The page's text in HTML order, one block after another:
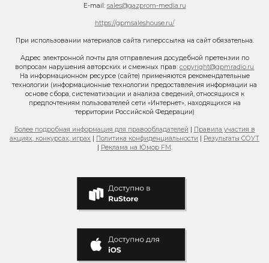
E-mail: sales@gazprom-media.ru
https://gpmsaleshouse.ru/
При использовании материалов сайта гиперссылка на сайт обязательна.
Адрес электронной почты для отправления досудебной претензии по
вопросам нарушения авторских и смежных прав: copyright@gpmradio.ru
На информационном ресурсе (сайте) применяются рекомендательные
технологии (информационные технологии предоставления информации на
основе сбора, систематизации и анализа сведений, относящихся к
предпочтениям пользователей сети «Интернет», находящихся на
территории Российской Федерации)
Более подробная информация для правообладателей | Правила участия в
акциях, конкурсах, играх | Политика конфиденциальности | Результаты СОУТ
| Реклама на Юмор FM.